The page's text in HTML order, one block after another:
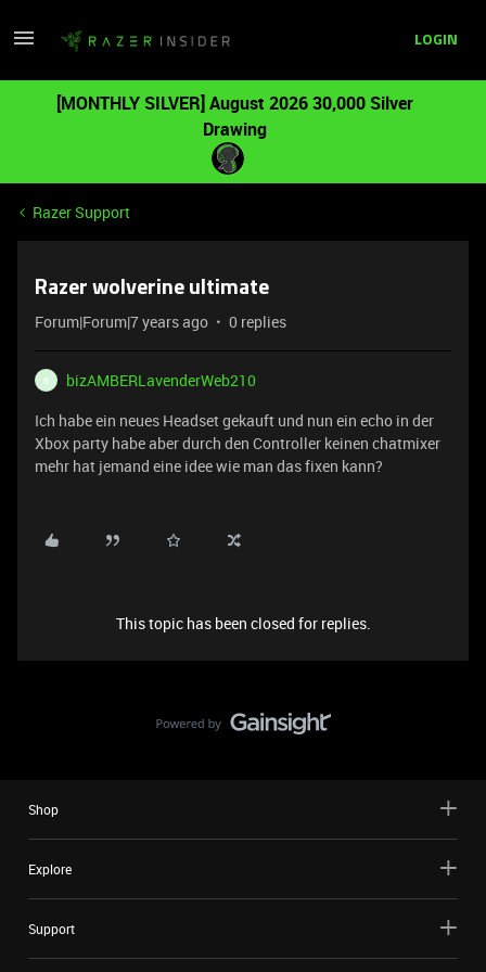
LOGIN
[MONTHLY SILVER] August 2026 30,000 Silver
Drawing
Razer Support
Razer wolverine ultimate
Forum|Forum|7 years ago 0 replies
B
bizAMBERLavenderWeb210
Ich habe ein neues Headset gekauft und nun ein echo in der
Xbox party habe aber durch den Controller keinen chatmixer
mehr hat jemand eine idee wie man das fixen kann?
This topic has been closed for replies.
Shop
Explore
Support